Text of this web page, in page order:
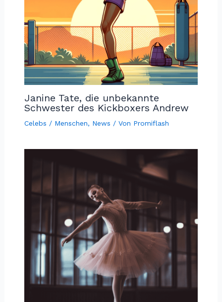
Janine Tate, die unbekannte
Schwester des Kickboxers Andrew
Celebs / Menschen, News / Von Promiflash